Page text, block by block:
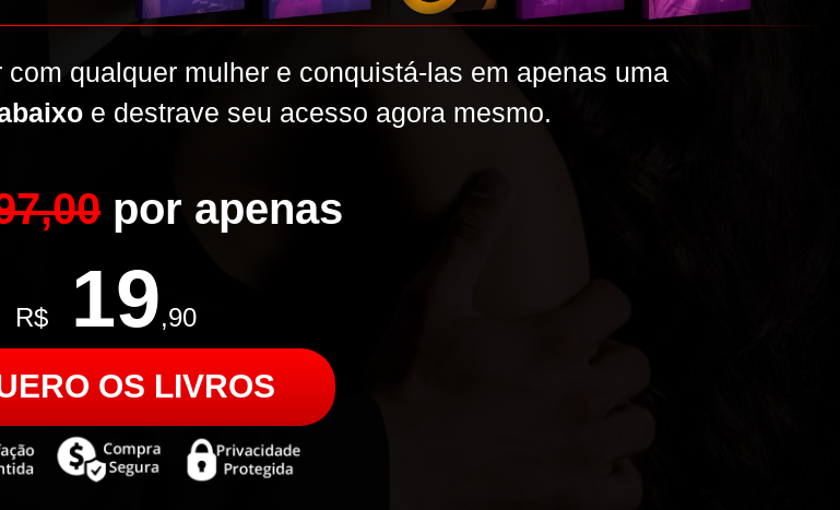
qualquer mulher e conquistá-las em apenas uma
e destrave seu acesso agora mesmo.
por apenas
R$ 19,90
OS LIVROS